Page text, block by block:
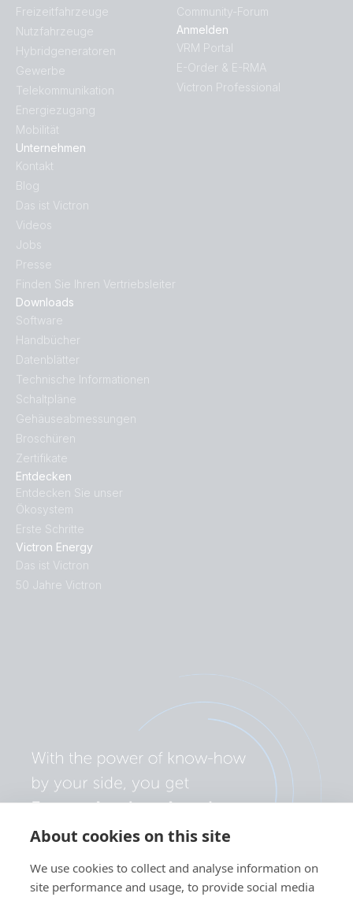
About cookies on this site
We use cookies to collect and analyse information on
site performance and usage, to provide social media
Entdecken
Entdecken Sie unser
Ökosystem
Erste Schritte
Victron Energy
Das ist Victron
50 Jahre Victron
Downloads
Software
Handbücher
Datenblätter
Technische Informationen
Schaltpläne
Gehäuseabmessungen
Broschüren
Zertifikate
Freizeitfahrzeuge
Nutzfahrzeuge
Hybridgeneratoren
Gewerbe
Telekommunikation
Energiezugang
Mobilität
Unternehmen
Kontakt
Blog
Das ist Victron
Videos
Jobs
Presse
Finden Sie Ihren Vertriebsleiter
Community-Forum
Anmelden
VRM Portal
E-Order & E-RMA
Victron Professional